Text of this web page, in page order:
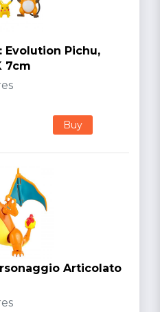
Evolution Pichu,
7cm
Buy
Articolato